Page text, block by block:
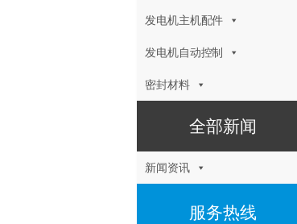
发电机主机配件
发电机自动控制
密封材料
全部新闻
新闻资讯
服务热线